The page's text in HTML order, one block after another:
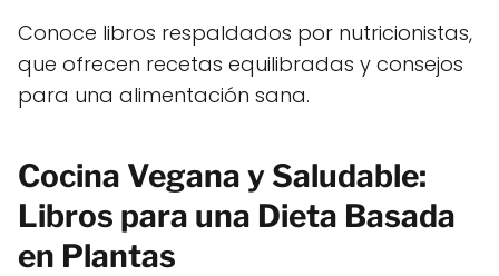
Conoce libros respaldados por nutricionistas,
que ofrecen recetas equilibradas y consejos
para una alimentación sana.
Cocina Vegana y Saludable:
Libros para una Dieta Basada
en Plantas